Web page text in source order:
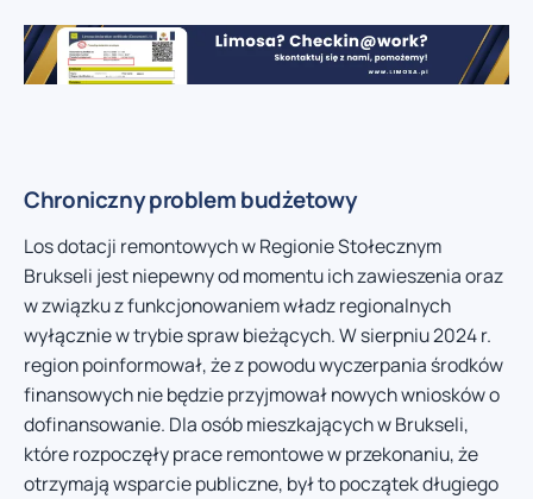
Chroniczny problem budżetowy
Los dotacji remontowych w Regionie Stołecznym
Brukseli jest niepewny od momentu ich zawieszenia oraz
w związku z funkcjonowaniem władz regionalnych
wyłącznie w trybie spraw bieżących. W sierpniu 2024 r.
region poinformował, że z powodu wyczerpania środków
finansowych nie będzie przyjmował nowych wniosków o
dofinansowanie. Dla osób mieszkających w Brukseli,
które rozpoczęły prace remontowe w przekonaniu, że
otrzymają wsparcie publiczne, był to początek długiego